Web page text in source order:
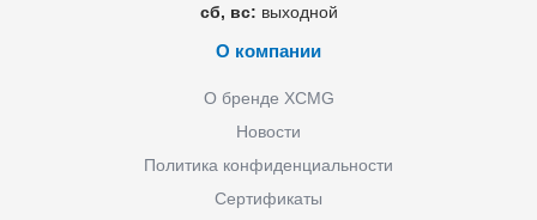
сб, вс: выходной
О компании
О бренде XCMG
Новости
Политика конфиденциальности
Сертификаты